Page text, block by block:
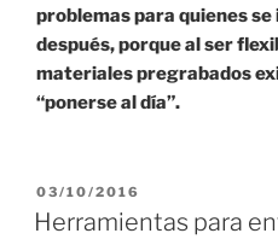
problemas para quienes
después, porque al ser
materiales pregrabados
“ponerse al día”.
PUBLICADO
EL
03/10/2016
Herramientas para